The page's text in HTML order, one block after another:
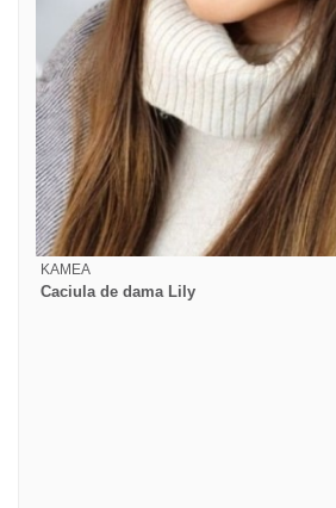
KAMEA
Caciula de dama Lily